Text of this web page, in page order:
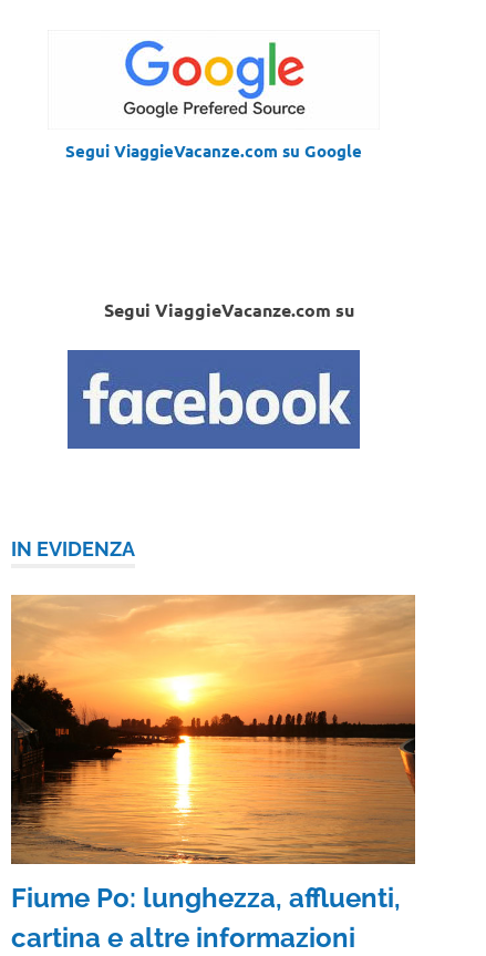
Segui ViaggieVacanze.com su Google
Segui ViaggieVacanze.com su
IN EVIDENZA
Fiume Po: lunghezza, affluenti,
cartina e altre informazioni